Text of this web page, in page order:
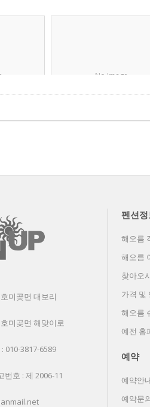
No Image
미곶면 대보리
미곶면 해맞이로
010-3817-6589
번호 : 제 2006-11
펜션
해오름
해오름
찾아오
가격 및
해오름
예전 홈
예약
예약안
예약문